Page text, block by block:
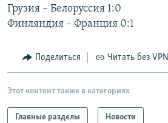
Грузия – Белоруссия 1:0
Финляндия – Франция 0:1
Поделиться Читать без VPN
Этот контент также в категориях
Главные разделы Новости